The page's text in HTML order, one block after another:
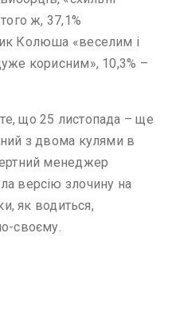
ж, 37,1%
Колюша «веселим і
корисним», 10,3% –
що 25 листопада – ще
з двома кулями в
менеджер
версію злочину на
як водиться,
своєму.